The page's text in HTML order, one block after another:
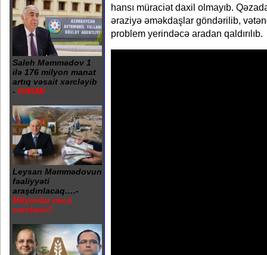
Saleh Məmmədov 1
ilə 176 milyon manat
artıq vəsait xərcləyib
- RƏSMİ
Leysan Məmmədovun
fəaliyyəti
araşdırılacaq….-
Milyonlar necə
xərclənir?
hansı müraciət daxil olmayıb.
əraziyə əməkdaşlar göndərilib,
problem yerindəcə aradan qaldırılıb.